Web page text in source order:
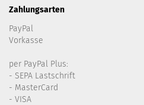
Zahlungsarten
PayPal
Vorkasse
per PayPal Plus:
- SEPA Lastschrift
- MasterCard
- VISA